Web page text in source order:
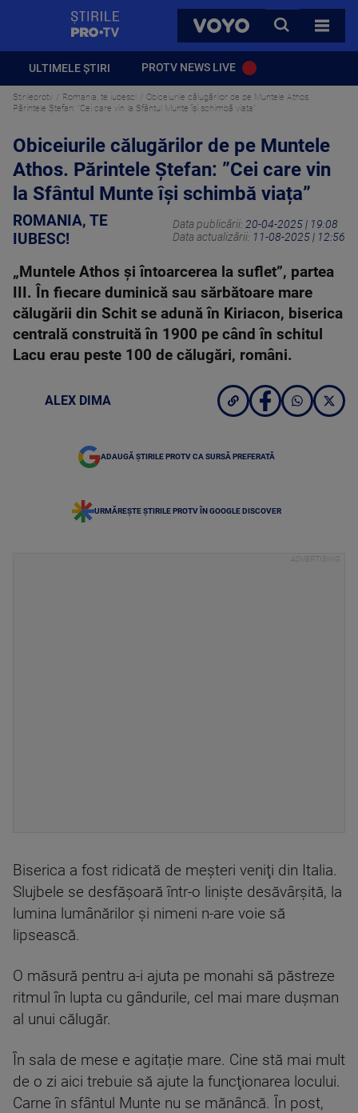
VOYO
CAUTA
TOATE
ULTIMELE ȘTIRI PROTV NEWS LIVE
Stirileprotv Romania, te iubesc!
Obiceiurile călugărilor de pe Muntele Athos.
Părintele Ştefan: ”Cei care vin la Sfântul Munte își schimbă viața”
Obiceiurile călugărilor de pe Muntele
Athos. Părintele Ştefan: ”Cei care vin
la Sfântul Munte își schimbă viața”
ROMANIA, TE
IUBESC!
Data publicării: 20-04-2025 | 19:08
Data actualizării: 11-08-2025 | 12:56
„Muntele Athos și întoarcerea la suflet”, partea
III. În fiecare duminică sau sărbătoare mare
călugării din Schit se adună în Kiriacon, biserica
centrală construită în 1900 pe când în schitul
Lacu erau peste 100 de călugări, români.
ALEX DIMA
ADAUGĂ ȘTIRILE PROTV CA SURSĂ PREFERATĂ
URMĂREȘTE ȘTIRILE PROTV ÎN GOOGLE DISCOVER
Biserica a fost ridicată de meşteri veniţi din Italia.
Slujbele se desfăşoară într-o linişte desăvârşită, la
lumina lumânărilor şi nimeni n-are voie să
lipsească.
O măsură pentru a-i ajuta pe monahi să păstreze
ritmul în lupta cu gândurile, cel mai mare duşman
al unui călugăr.
În sala de mese e agitație mare. Cine stă mai mult
de o zi aici trebuie să ajute la funcţionarea locului.
Carne în sfântul Munte nu se mănâncă. În post,